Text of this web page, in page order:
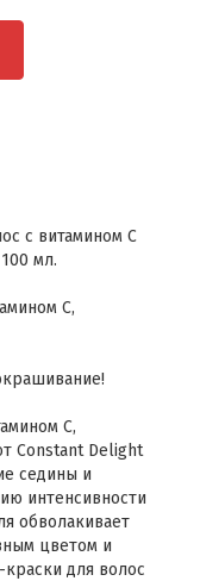
с витамином С
мл.
С,
С,
Constant Delight
седины и
интенсивности
обволакивает
цветом и
для волос